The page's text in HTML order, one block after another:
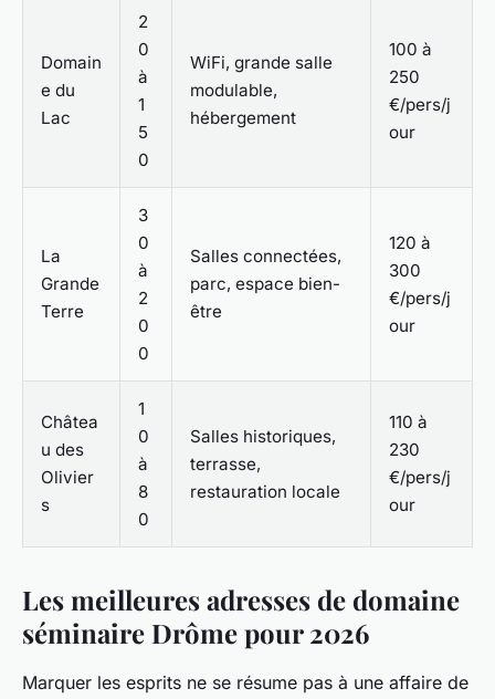
Domain
e du
Lac
2
0
à
1
5
0
WiFi, grande salle
modulable,
hébergement
100 à
250
€/pers/j
our
La
Grande
Terre
3
0
à
2
0
0
Salles connectées,
parc, espace bien-
être
120 à
300
€/pers/j
our
Châtea
u des
Olivier
s
1
0
à
8
0
Salles historiques,
terrasse,
restauration locale
110 à
230
€/pers/j
our
Les meilleures adresses de domaine
séminaire Drôme pour 2026
Marquer les esprits ne se résume pas à une affaire de